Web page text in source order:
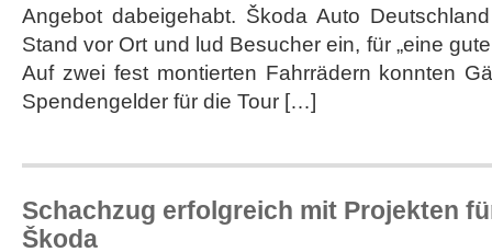
Angebot dabeigehabt. Škoda Auto
Stand vor Ort und lud Besucher ein, für „eine
Auf zwei fest montierten Fahrrädern konnten
Spendengelder für die Tour […]
Schachzug erfolgreich mit Projekten
Škoda